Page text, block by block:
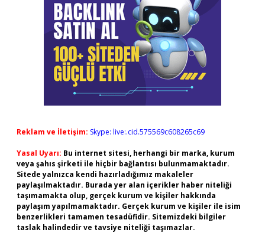
Reklam ve İletişim: Skype: live:.cid.575569c608265c69
Yasal Uyarı: Bu internet sitesi, herhangi bir marka, kurum
veya şahıs şirketi ile hiçbir bağlantısı bulunmamaktadır.
Sitede yalnızca kendi hazırladığımız makaleler
paylaşılmaktadır. Burada yer alan içerikler haber niteliği
taşımamakta olup, gerçek kurum ve kişiler hakkında
paylaşım yapılmamaktadır. Gerçek kurum ve kişiler ile isim
benzerlikleri tamamen tesadüfidir. Sitemizdeki bilgiler
taslak halindedir ve tavsiye niteliği taşımazlar.